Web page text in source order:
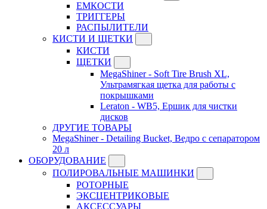
ЕМКОСТИ
ТРИГГЕРЫ
РАСПЫЛИТЕЛИ
КИСТИ И ЩЕТКИ
КИСТИ
ЩЕТКИ
MegaShiner - Soft Tire Brush XL,
Ультрамягкая щетка для работы с
покрышками
Leraton - WB5, Ершик для чистки
дисков
ДРУГИЕ ТОВАРЫ
MegaShiner - Detailing Bucket, Ведро с сепаратором
20 л
ОБОРУДОВАНИЕ
ПОЛИРОВАЛЬНЫЕ МАШИНКИ
РОТОРНЫЕ
ЭКСЦЕНТРИКОВЫЕ
АКСЕССУАРЫ